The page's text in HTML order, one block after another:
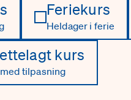
Feriekurs
Heldager i ferie
kurs
tilpasning